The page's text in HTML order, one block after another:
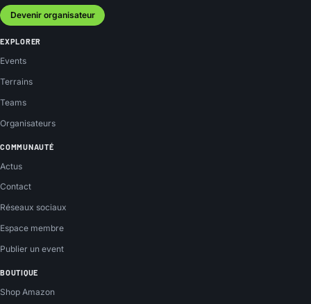
Devenir organisateur
EXPLORER
Events
Terrains
Teams
Organisateurs
COMMUNAUTÉ
Actus
Contact
Réseaux sociaux
Espace membre
Publier un event
BOUTIQUE
Shop Amazon